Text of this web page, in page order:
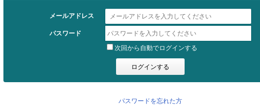
メールアドレス
パスワード
次回から自動でログインする
パスワードを忘れた方